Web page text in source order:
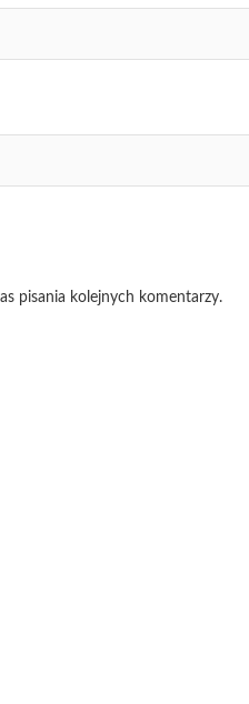
pisania kolejnych komentarzy.